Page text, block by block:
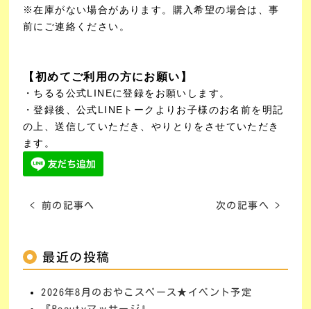
※在庫がない場合があります。購入希望の場合は、事
前にご連絡ください。
【初めてご利用の方にお願い】
・ちるる公式LINEに登録をお願いします。
・登録後、公式LINEトークよりお子様のお名前を明記
の上、送信していただき、やりとりをさせていただき
ます。
< 前の記事へ 次の記事へ >
最近の投稿
2026年8月のおやこスペース★イベント予定